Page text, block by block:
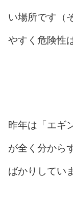
い場所です（
やすく危険性
昨年は「エギ
が全く分から
ばかりしてい